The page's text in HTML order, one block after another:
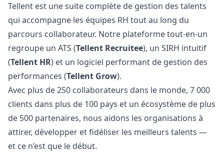
Tellent est une suite complète de gestion des talents
qui accompagne les équipes RH tout au long du
parcours collaborateur. Notre plateforme tout-en-un
regroupe un ATS (Tellent Recruitee), un SIRH intuitif
(Tellent HR) et un logiciel performant de gestion des
performances (Tellent Grow).
Avec plus de 250 collaborateurs dans le monde, 7 000
clients dans plus de 100 pays et un écosystème de plus
de 500 partenaires, nous aidons les organisations à
attirer, développer et fidéliser les meilleurs talents —
et ce n’est que le début.